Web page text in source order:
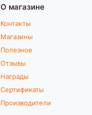
О магазине
Контакты
Магазины
Полезное
Отзывы
Награды
Сертификаты
Производители